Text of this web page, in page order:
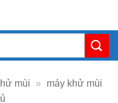
mùi »
máy khử mùi